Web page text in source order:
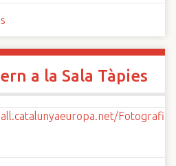
a la Sala Tàpies